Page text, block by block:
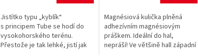
Jistítko typu „kyblík“
s principem Tube se hodí do
vysokohorského terénu.
Přestože je tak lehké, jistí jak
Magnésiová kulička plněná
adhezívním magnésiovým
práškem. Ideální do hal,
nepráší! Ve většině hall západní